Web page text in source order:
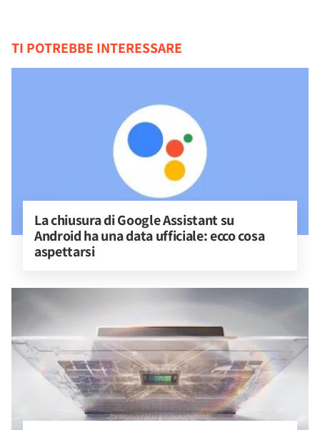
TI POTREBBE INTERESSARE
La chiusura di Google Assistant su
Android ha una data ufficiale: ecco cosa
aspettarsi